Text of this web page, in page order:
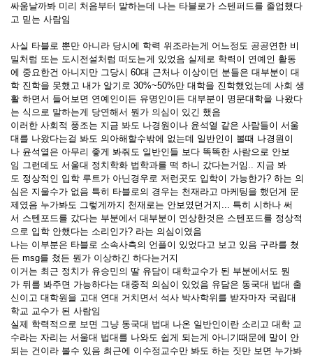
싸움날까봐 미리 처음부터 말하는데 나는 타블로가 스텐퍼드를 졸업했다
고 믿는 사람임
사실 타블로 뿐만 아니라 당시에 학력 위조라는게 어느정도 공공연한 비
밀처럼 또는 도시전설처럼 떠도는게 있었음 실제로 학력이 연예인 활동
에 중요한건 아니지만 그당시 60대 근처나 이상이던 분들은 대부분이 대
학 진학을 못했고 내가 알기로 30%~50%만 대학을 진학했었는데 사회 생
활 하면서 들어보면 연예인이든 유명인이든 대부분이 명문대학을 나왔다
는 식으로 말하는게 당연해서 뭔가 의심이 있긴 했음
이러한 사회적 풍조는 지금 봐도 나경원이나 윤석열 같은 사람들이 서울
대를 나왔다는걸 봐도 의아해할수밖에 없는데 일반인이 볼때 나경원이
나 윤석열은 아무리 좋게 봐줘도 일반인들 보다 똑똑한 사람으로 안보
임 그런데도 서울대 정치학화 법학과를 떡 하니 갔다는거임.. 지금 봐
도 정상적인 입학 루트가 아닌경우로 저런곳도 입학이 가능한가? 하는 의
심은 지울수가 없음 특히 타블로의 경우는 천재라고 마케팅을 했던게 문
제였음 누가봐도 그렇게까지 천재로는 안보였던거지... 특히 시하나 써
서 스텐포드를 갔다는 부분에서 대부분이 연상한것은 스텐포드를 정상적
으로 입학 안했다는 소리인가? 라는 의심이였음
나는 이부분은 타블로 소속사측의 언플이 있었다고 보고 있음 구라를 쳤
든 msg를 쳤든 뭔가 이상하긴 하다는거지
이거는 최근 정치가 유승민의 딸 유담이 대학교수가 된 부분에서도 뭔
가 뒤를 봐주면 가능하다는 대중적 의심이 있었음 유담은 동국대 법대 출
신이고 대학원을 고대 연대 거치면서 석사 박사학위를 받자마자 국립대
학교 교수가 된 사람임
실제 학력적으로 보면 그냥 동국대 법대 나온 일반인이란 소리고 대학 교
수라는 자리는 서울대 법대를 나와도 쉽게 되는게 아니기때문에 말이 안
되는 건이라 볼수 있음 최근에 이수정교수만 봐도 하는 짓만 보면 누가봐